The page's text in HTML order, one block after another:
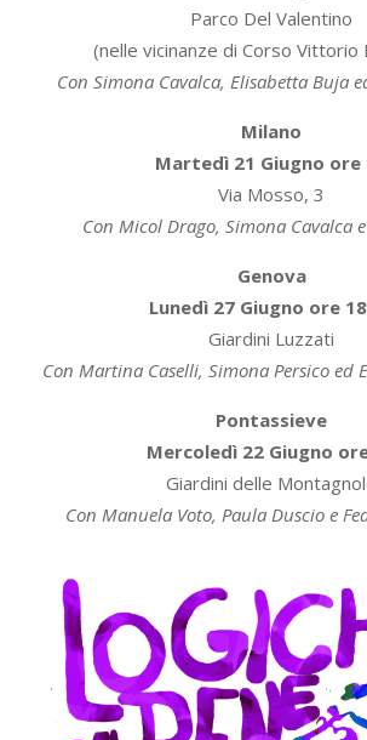
Parco Del Valentino
(nelle vicinanze di Corso Vittorio
Con Simona Cavalca, Elisabetta Buja
Milano
Martedì 21 Giugno ore
Via Mosso, 3
Con Micol Drago, Simona Cavalca
Genova
Lunedì 27 Giugno ore
Giardini Luzzati
Con Martina Caselli, Simona Persico ed
Pontassieve
Mercoledì 22 Giugno
Giardini delle
Con Manuela Voto, Paula Duscio e